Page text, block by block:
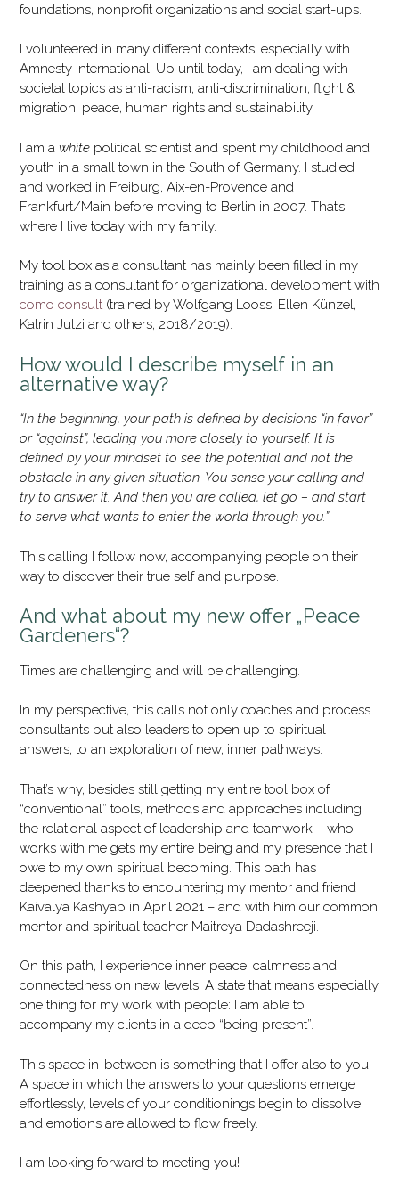
foundations, nonprofit organizations and social start-ups.
I volunteered in many different contexts, especially with
Amnesty International. Up until today, I am dealing with
societal topics as anti-racism, anti-discrimination, flight &
migration, peace, human rights and sustainability.
I am a white political scientist and spent my childhood and
youth in a small town in the South of Germany. I studied
and worked in Freiburg, Aix-en-Provence and
Frankfurt/Main before moving to Berlin in 2007. That’s
where I live today with my family.
My tool box as a consultant has mainly been filled in my
training as a consultant for organizational development with
como consult (trained by Wolfgang Looss, Ellen Künzel,
Katrin Jutzi and others, 2018/2019).
How would I describe myself in an
alternative way?
“In the beginning, your path is defined by decisions “in favor”
or “against”, leading you more closely to yourself. It is
defined by your mindset to see the potential and not the
obstacle in any given situation. You sense your calling and
try to answer it. And then you are called, let go – and start
to serve what wants to enter the world through you.”
This calling I follow now, accompanying people on their
way to discover their true self and purpose.
And what about my new offer „Peace
Gardeners“?
Times are challenging and will be challenging.
In my perspective, this calls not only coaches and process
consultants but also leaders to open up to spiritual
answers, to an exploration of new, inner pathways.
That’s why, besides still getting my entire tool box of
“conventional” tools, methods and approaches including
the relational aspect of leadership and teamwork – who
works with me gets my entire being and my presence that I
owe to my own spiritual becoming. This path has
deepened thanks to encountering my mentor and friend
Kaivalya Kashyap in April 2021 – and with him our common
mentor and spiritual teacher Maitreya Dadashreeji.
On this path, I experience inner peace, calmness and
connectedness on new levels. A state that means especially
one thing for my work with people: I am able to
accompany my clients in a deep “being present”.
This space in-between is something that I offer also to you.
A space in which the answers to your questions emerge
effortlessly, levels of your conditionings begin to dissolve
and emotions are allowed to flow freely.
I am looking forward to meeting you!